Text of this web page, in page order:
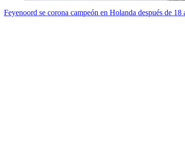
Feyenoord se corona campeón en Holanda después de 18